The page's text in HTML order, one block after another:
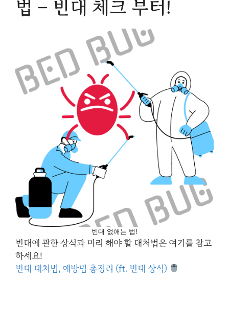
법 – 빈대 체크 부터!
빈대 없애는 법!
빈대에 관한 상식과 미리 해야 할 대처법은 여기를 참고
하세요!
빈대 대처법, 예방법 총정리 (ft. 빈대 상식)